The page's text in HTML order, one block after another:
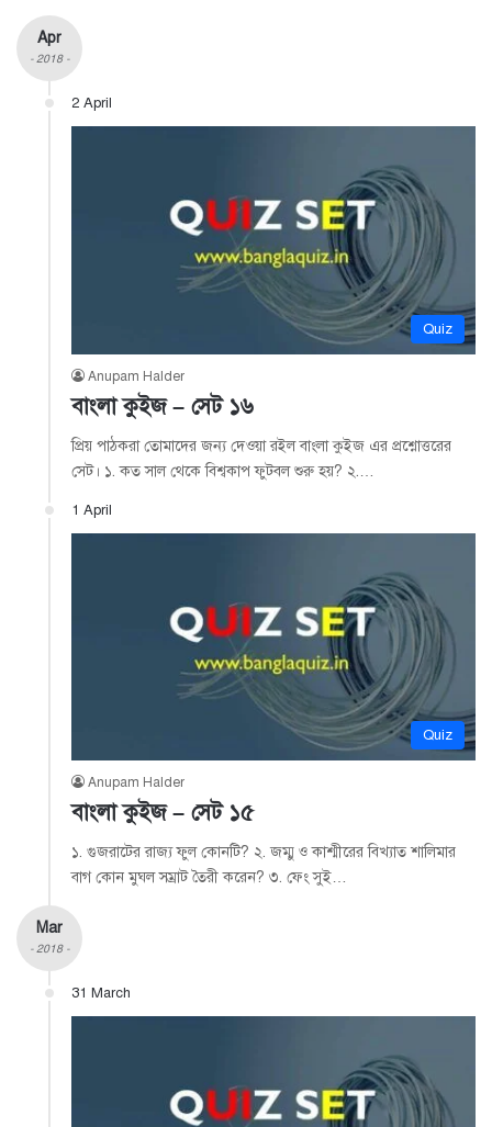
Apr
- 2018 -
2 April
Quiz
Anupam Halder
বাংলা কুইজ – সেট ১৬
প্রিয় পাঠকরা তোমাদের জন্য দেওয়া রইল বাংলা কুইজ এর প্রশ্নোত্তরের
সেট। ১. কত সাল থেকে বিশ্বকাপ ফুটবল শুরু হয়? ২.…
1 April
Quiz
Anupam Halder
বাংলা কুইজ – সেট ১৫
১. গুজরাটের রাজ্য ফুল কোনটি? ২. জম্মু ও কাশ্মীরের বিখ্যাত শালিমার
বাগ কোন মুঘল সম্রাট তৈরী করেন? ৩. ফেং সুই…
Mar
- 2018 -
31 March